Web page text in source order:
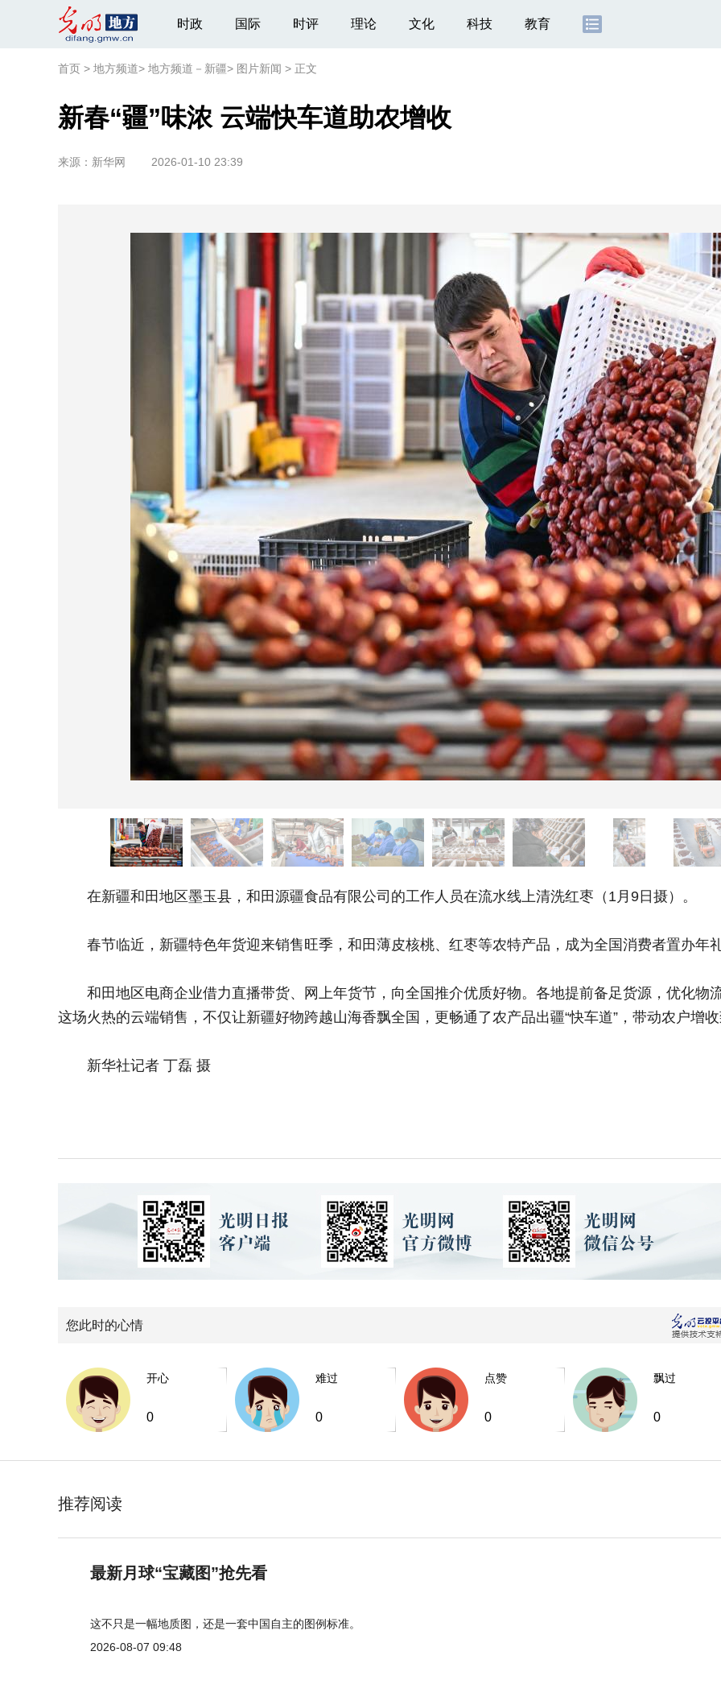
时政 国际 时评 理论 文化 科技 教育
首页 > 地方频道> 地方频道－新疆> 图片新闻 > 正文
新春“疆”味浓 云端快车道助农增收
来源： 新华网 2026-01-10 23:39
在新疆和田地区墨玉县，和田源疆食品有限公司的工作人员在流水线上清洗红枣（1月9日摄）。
春节临近，新疆特色年货迎来销售旺季，和田薄皮核桃、红枣等农特产品，成为全国消费者置办年
和田地区电商企业借力直播带货、网上年货节，向全国推介优质好物。各地提前备足货源，优化物
这场火热的云端销售，不仅让新疆好物跨越山海香飘全国，更畅通了农产品出疆“快车道”，带动农户增
新华社记者 丁磊 摄
您此时的心情
开心
0
难过
0
点赞
0
飘过
0
推荐阅读
最新月球“宝藏图”抢先看
这不只是一幅地质图，还是一套中国自主的图例标准。
2026-08-07 09:48